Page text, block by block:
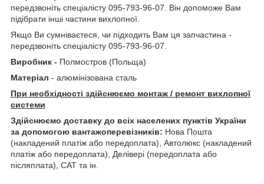
передзвоніть спеціалісту 095-793-96-07. Він допоможе Вам
підібрати інші частини вихлопної.
Якщо Ви сумніваєтеся, чи підходить Вам ця запчастина -
передзвоніть спеціалісту 095-793-96-07.
Виробник - Полмостров (Польща)
Матеріал - алюмінізована сталь
При необхідності здійснюємо монтаж / ремонт вихлопної
системи
Здійснюємо доставку до всіх населених пунктів України
за допомогою вантажоперевізників: Нова Пошта
(накладений платіж або передоплата), Автолюкс (накладений
платіж або передоплата), Делівері (передоплата або
післяплата), САТ та ін.